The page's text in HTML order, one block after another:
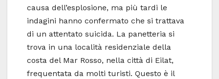
causa dell’esplosione, ma più tardi le
indagini hanno confermato che si trattava
di un attentato suicida. La panetteria si
trova in una località residenziale della
costa del Mar Rosso, nella città di Eilat,
frequentata da molti turisti. Questo è il